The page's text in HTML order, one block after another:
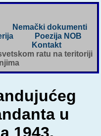
Nemački dokumenti
Poezija NOB
Kontakt
ratu na teritoriji
u